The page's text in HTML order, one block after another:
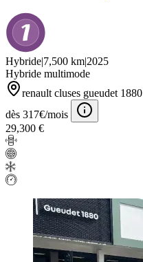
Hybride|7,500 km|2025
Hybride multimode
renault cluses gueudet 1880
dès 317€/mois
29,300 €